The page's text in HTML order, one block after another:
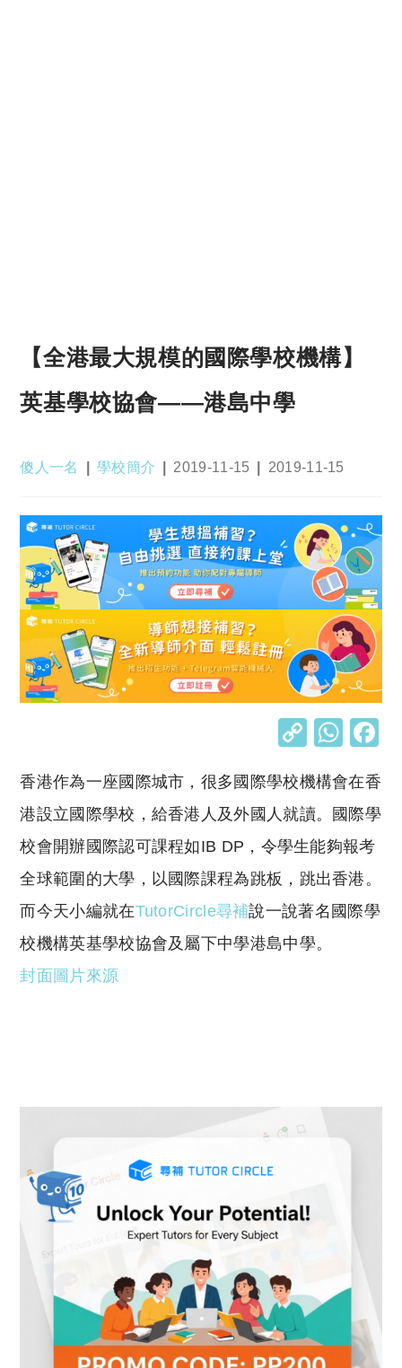
【全港最大規模的國際學校機構】
英基學校協會——港島中學
Post
傻人一名
Post
學校簡介
Post
2019-11-15
Post
2019-11-15
C
p
y
Li
n
k
W
at
s
A
p
p
香港作為一座國際城市，很多國際學校機構會在香
港設立國際學校，給香港人及外國人就讀。國際學
校會開辦國際認可課程如IB DP，令學生能夠報考
全球範圍的大學，以國際課程為跳板，跳出香港。
而今天小編就在TutorCircle尋補說一說著名國際學
校機構英基學校協會及屬下中學港島中學。
封面圖片來源